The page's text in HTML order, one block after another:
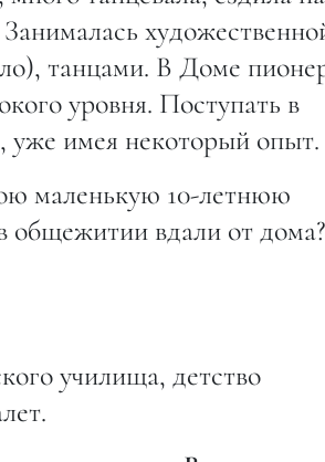
танцами. В Доме
уровня. Поступать в
уже имея некоторый опыт.
маленькую 10-летнюю
общежитии вдали от
училища, детство